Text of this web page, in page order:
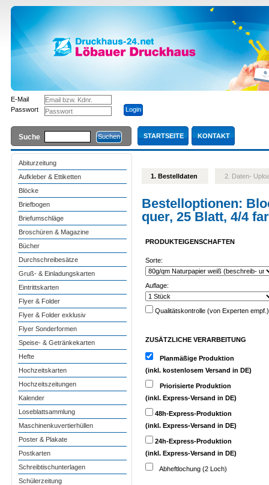
E-Mail
Passwort
Suche STARTSEITE KONTAKT
Abiturzeitung
Aufkleber & Ettiketten
Blöcke
Briefbogen
Briefumschläge
Broschüren & Magazine
Bücher
Durchschreibesätze
Gruß- & Einladungskarten
Eintrittskarten
Flyer & Folder
Flyer & Folder exklusiv
Flyer Sonderformen
Speise- & Getränkekarten
Hefte
Hochzeitskarten
Hochzeitszeitungen
Kalender
Loseblattsammlung
Maschinenkuvertierhüllen
Poster & Plakate
Postkarten
Schreibtischunterlagen
Schülerzeitung
1. Bestelldaten 2. Daten-
Bestelloptionen:
quer, 25 Blatt, 4/4
PRODUKTEIGENSCHAFTEN
Sorte:
Auflage:
Qualitätskontrolle (von Experten empf.)
ZUSÄTZLICHE VERARBEITUNG
Planmäßige Produktion
(inkl. kostenlosem Versand in DE)
Priorisierte Produktion
(inkl. Express-Versand in DE)
48h-Express-Produktion
(inkl. Express-Versand in DE)
24h-Express-Produktion
(inkl. Express-Versand in DE)
Abheftlochung (2 Loch)